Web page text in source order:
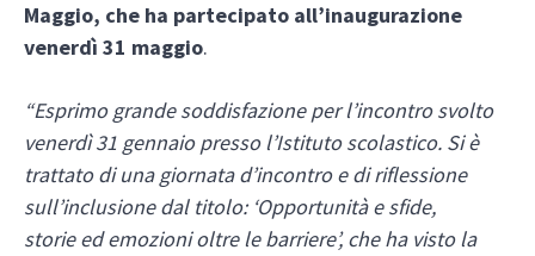
Maggio, che ha partecipato all’inaugurazione
venerdì 31 maggio.
“Esprimo grande soddisfazione per l’incontro svolto
venerdì 31 gennaio presso l’Istituto scolastico. Si è
trattato di una giornata d’incontro e di riflessione
sull’inclusione dal titolo: ‘Opportunità e sfide,
storie ed emozioni oltre le barriere’, che ha visto la